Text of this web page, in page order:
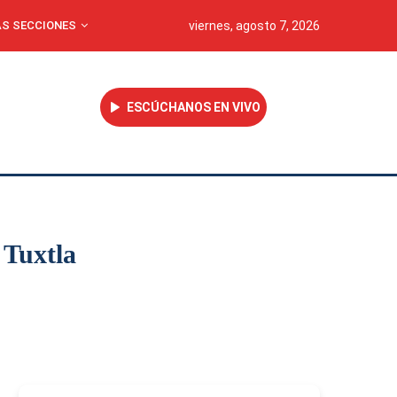
SECCIONES viernes, agosto 7, 2026
ESCÚCHANOS EN VIVO